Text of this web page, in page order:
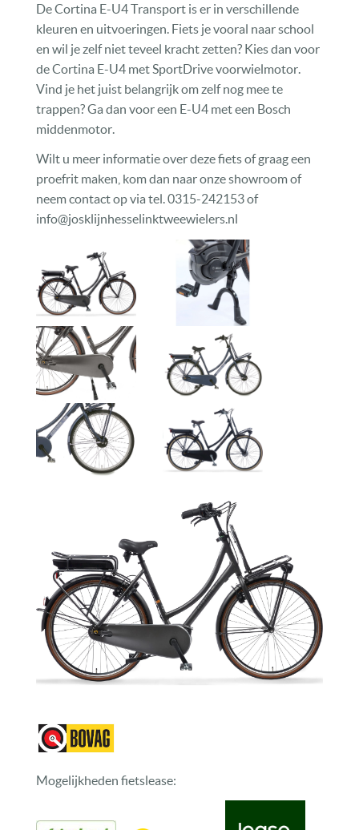
De Cortina E-U4 Transport is er in verschillende
kleuren en uitvoeringen. Fiets je vooral naar school
en wil je zelf niet teveel kracht zetten? Kies dan voor
de Cortina E-U4 met SportDrive voorwielmotor.
Vind je het juist belangrijk om zelf nog mee te
trappen? Ga dan voor een E-U4 met een Bosch
middenmotor.
Wilt u meer informatie over deze fiets of graag een
proefrit maken, kom dan naar onze showroom of
neem contact op via tel. 0315-242153 of
info@josklijnhesselinktweewielers.nl
Mogelijkheden fietslease: